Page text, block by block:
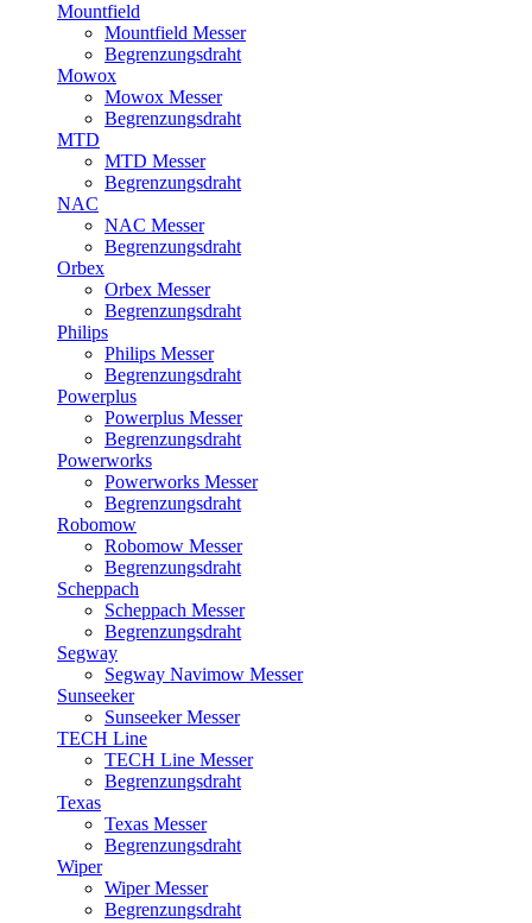
Mountfield
Mountfield Messer
Begrenzungsdraht
Mowox
Mowox Messer
Begrenzungsdraht
MTD
MTD Messer
Begrenzungsdraht
NAC
NAC Messer
Begrenzungsdraht
Orbex
Orbex Messer
Begrenzungsdraht
Philips
Philips Messer
Begrenzungsdraht
Powerplus
Powerplus Messer
Begrenzungsdraht
Powerworks
Powerworks Messer
Begrenzungsdraht
Robomow
Robomow Messer
Begrenzungsdraht
Scheppach
Scheppach Messer
Begrenzungsdraht
Segway
Segway Navimow Messer
Sunseeker
Sunseeker Messer
TECH Line
TECH Line Messer
Begrenzungsdraht
Texas
Texas Messer
Begrenzungsdraht
Wiper
Wiper Messer
Begrenzungsdraht